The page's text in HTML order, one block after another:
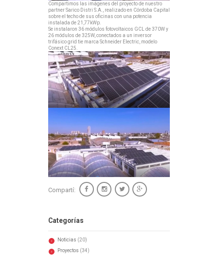
Compartimos las imágenes del proyecto de nuestro
partner Sarico Distri S.A., realizado en Córdoba Capital
sobre el techo de sus oficinas con una potencia
instalada de 21,77kWp.
Se instalaron 36 módulos fotovoltaicos GCL de 370W y
26 módulos de 325W, conectados a un inversor
trifásico grid tie marca Schneider Electric, modelo
Conext CL25.
Compartí:
Categorías
Noticias (20)
Proyectos (34)